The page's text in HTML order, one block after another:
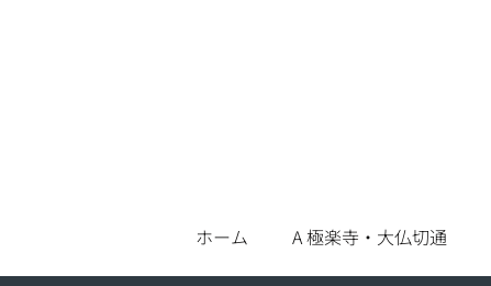
ホーム A 極楽寺・大仏切通